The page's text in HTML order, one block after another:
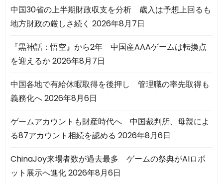
中国30省の上半期財政収支を分析 歳入は予想上回るも
地方財政の厳しさ続く 2026年8月7日
『黒神話：悟空』から2年 中国産AAAゲームは転換点
を迎えるか2026年8月7日
中国各地で有給休暇取得を後押し 管理職の率先取得も
義務化へ2026年8月6日
ゲームアカウントも財産時代へ 中国裁判所、母親によ
る87アカウント相続を認める 2026年8月6日
ChinaJoy来場者数が過去最多 ゲームの祭典がAIロボ
ット展示へ進化2026年8月6日